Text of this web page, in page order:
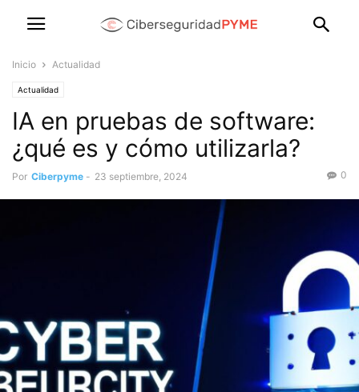
Inicio Actualidad
Actualidad
IA en pruebas de software:
¿qué es y cómo utilizarla?
Por Ciberpyme - 23 septiembre, 2024 0